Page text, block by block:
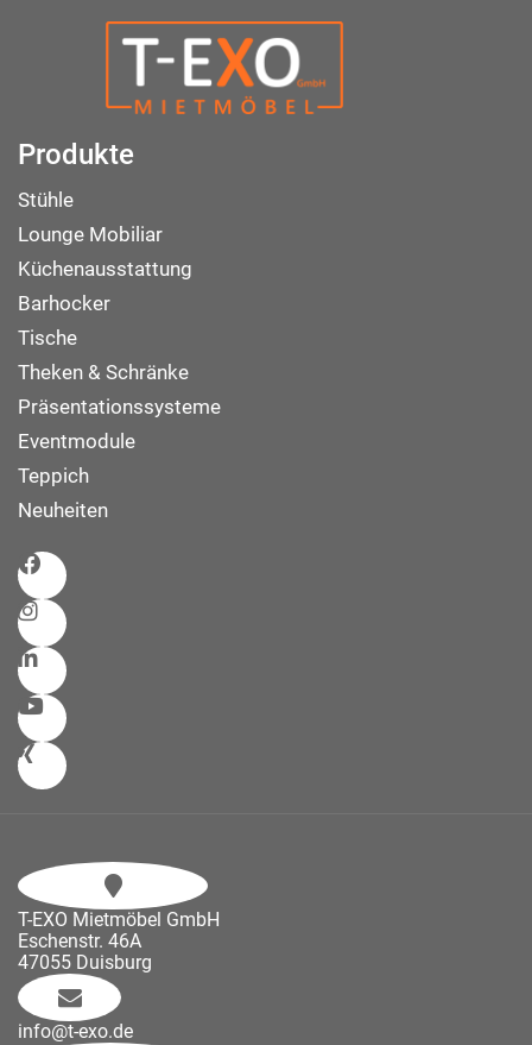
Produkte
Stühle
Lounge Mobiliar
Küchenausstattung
Barhocker
Tische
Theken & Schränke
Präsentationssysteme
Eventmodule
Teppich
Neuheiten
T-EXO Mietmöbel GmbH
Eschenstr. 46A
47055 Duisburg
info@t-exo.de